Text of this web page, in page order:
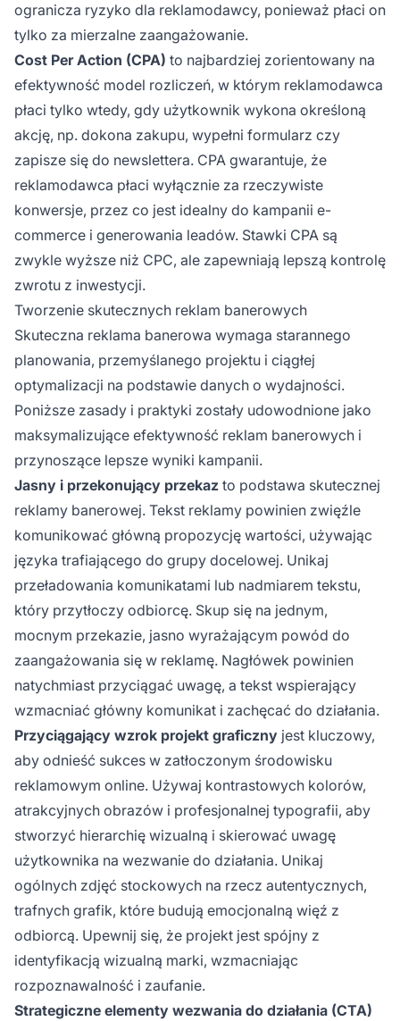
ogranicza ryzyko dla reklamodawcy, ponieważ płaci on
tylko za mierzalne zaangażowanie.
Cost Per Action (CPA) to najbardziej zorientowany na
efektywność model rozliczeń, w którym reklamodawca
płaci tylko wtedy, gdy użytkownik wykona określoną
akcję, np. dokona zakupu, wypełni formularz czy
zapisze się do newslettera. CPA gwarantuje, że
reklamodawca płaci wyłącznie za rzeczywiste
konwersje, przez co jest idealny do kampanii e-
commerce i generowania leadów. Stawki CPA są
zwykle wyższe niż CPC, ale zapewniają lepszą kontrolę
zwrotu z inwestycji.
Tworzenie skutecznych reklam banerowych
Skuteczna reklama banerowa wymaga starannego
planowania, przemyślanego projektu i ciągłej
optymalizacji na podstawie danych o wydajności.
Poniższe zasady i praktyki zostały udowodnione jako
maksymalizujące efektywność reklam banerowych i
przynoszące lepsze wyniki kampanii.
Jasny i przekonujący przekaz to podstawa skutecznej
reklamy banerowej. Tekst reklamy powinien zwięźle
komunikować główną propozycję wartości, używając
języka trafiającego do grupy docelowej. Unikaj
przeładowania komunikatami lub nadmiarem tekstu,
który przytłoczy odbiorcę. Skup się na jednym,
mocnym przekazie, jasno wyrażającym powód do
zaangażowania się w reklamę. Nagłówek powinien
natychmiast przyciągać uwagę, a tekst wspierający
wzmacniać główny komunikat i zachęcać do działania.
Przyciągający wzrok projekt graficzny jest kluczowy,
aby odnieść sukces w zatłoczonym środowisku
reklamowym online. Używaj kontrastowych kolorów,
atrakcyjnych obrazów i profesjonalnej typografii, aby
stworzyć hierarchię wizualną i skierować uwagę
użytkownika na wezwanie do działania. Unikaj
ogólnych zdjęć stockowych na rzecz autentycznych,
trafnych grafik, które budują emocjonalną więź z
odbiorcą. Upewnij się, że projekt jest spójny z
identyfikacją wizualną marki, wzmacniając
rozpoznawalność i zaufanie.
Strategiczne elementy wezwania do działania (CTA)